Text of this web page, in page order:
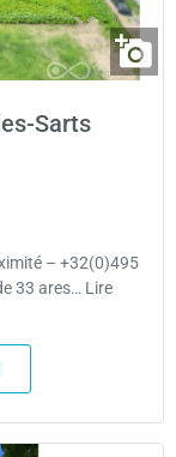
Sarts
– +32(0)495
33 ares… Lire